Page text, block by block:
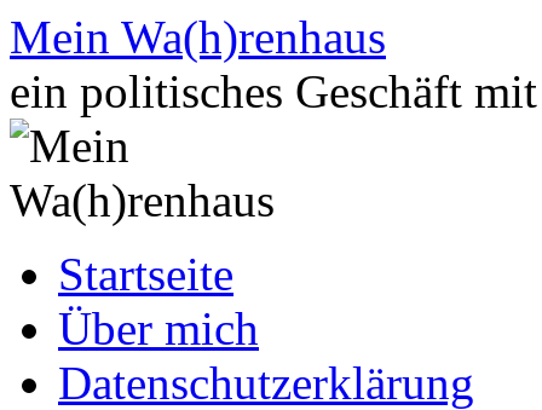
Zum
Inhalt
springen
Mein Wa(h)renhaus
ein politisches Geschäft
Startseite
Über mich
Datenschutzerklärung